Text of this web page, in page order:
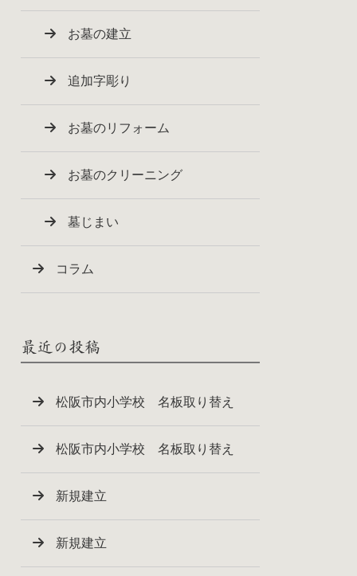
お墓の建立
追加字彫り
お墓のリフォーム
お墓のクリーニング
墓じまい
コラム
最近の投稿
松阪市内小学校 名板取り替え
松阪市内小学校 名板取り替え
新規建立
新規建立